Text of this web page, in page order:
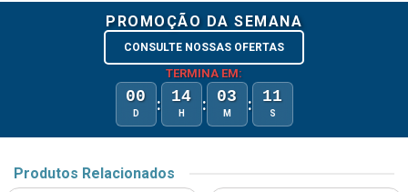
PROMOÇÃO DA SEMANA
CONSULTE NOSSAS OFERTAS
TERMINA EM:
00
D : 14
H : 03
M : 11
S
Produtos Relacionados